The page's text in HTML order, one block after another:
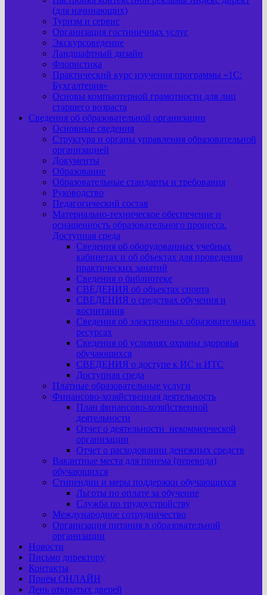
(для начинающих)
Туризм и сервис
Организация гостиничных услуг
Экскурсоведение
Ландшафтный дизайн
Флористика
Практический курс изучения программы «1С:
Бухгалтерия»
Основы компьютерной грамотности для лиц
старшего возраста
Сведения об образовательной организации
Основные сведения
Структура и органы управления образовательной
организацией
Документы
Образование
Образовательные стандарты и требования
Руководство
Педагогический состав
Материально-техническое обеспечение и
оснащенность образовательного процесса.
Доступная среда
Сведения об оборудованных учебных
кабинетах и об объектах для проведения
практических занятий
Сведения о библиотеке
СВЕДЕНИЯ об объектах спорта
СВЕДЕНИЯ о средствах обучения и
воспитания
Сведения об электронных образовательных
ресурсах
Сведения об условиях охраны здоровья
обучающихся
СВЕДЕНИЯ о доступе к ИС и ИТС
Доступная среда
Платные образовательные услуги
Финансово-хозяйственная деятельность
План финансово-хозяйственной
деятельности
Отчет о деятельности некоммерческой
организации
Отчет о расходовании денежных средств
Вакантные места для приема (перевода)
обучающихся
Стипендии и меры поддержки обучающихся
Льготы по оплате за обучение
Служба по трудоустройству
Международное сотрудничество
Организация питания в образовательной
организации
Новости
Письмо директору
Контакты
Приём ОНЛАЙН
День открытых дверей